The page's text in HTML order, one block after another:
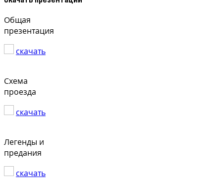
Общая
презентация
скачать
Схема
проезда
скачать
Легенды и
предания
скачать